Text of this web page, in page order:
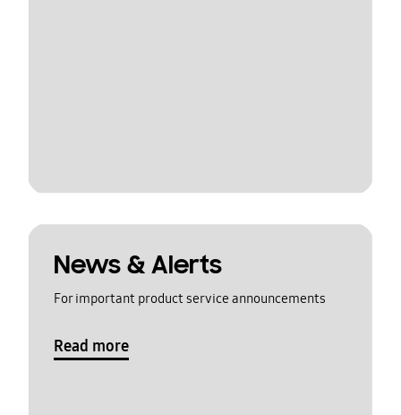
News & Alerts
For important product service announcements
Read more